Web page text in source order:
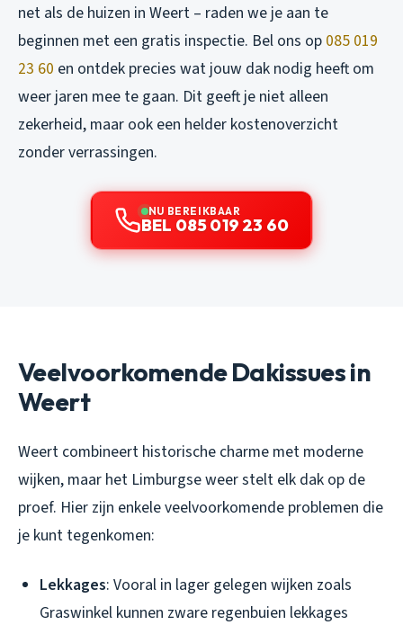
net als de huizen in Weert – raden we je aan te
beginnen met een gratis inspectie. Bel ons op 085 019
23 60 en ontdek precies wat jouw dak nodig heeft om
weer jaren mee te gaan. Dit geeft je niet alleen
zekerheid, maar ook een helder kostenoverzicht
zonder verrassingen.
NU BEREIKBAAR
BEL 085 019 23 60
Veelvoorkomende Dakissues in
Weert
Weert combineert historische charme met moderne
wijken, maar het Limburgse weer stelt elk dak op de
proef. Hier zijn enkele veelvoorkomende problemen die
je kunt tegenkomen:
Lekkages: Vooral in lager gelegen wijken zoals
Graswinkel kunnen zware regenbuien lekkages